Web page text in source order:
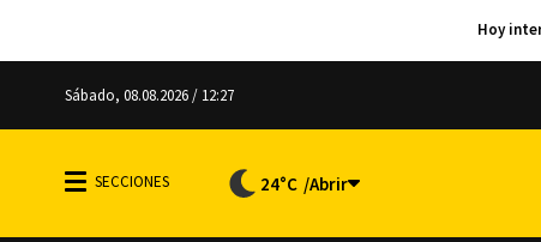
Sábado, 08.08.2026 / 12:27
24°C